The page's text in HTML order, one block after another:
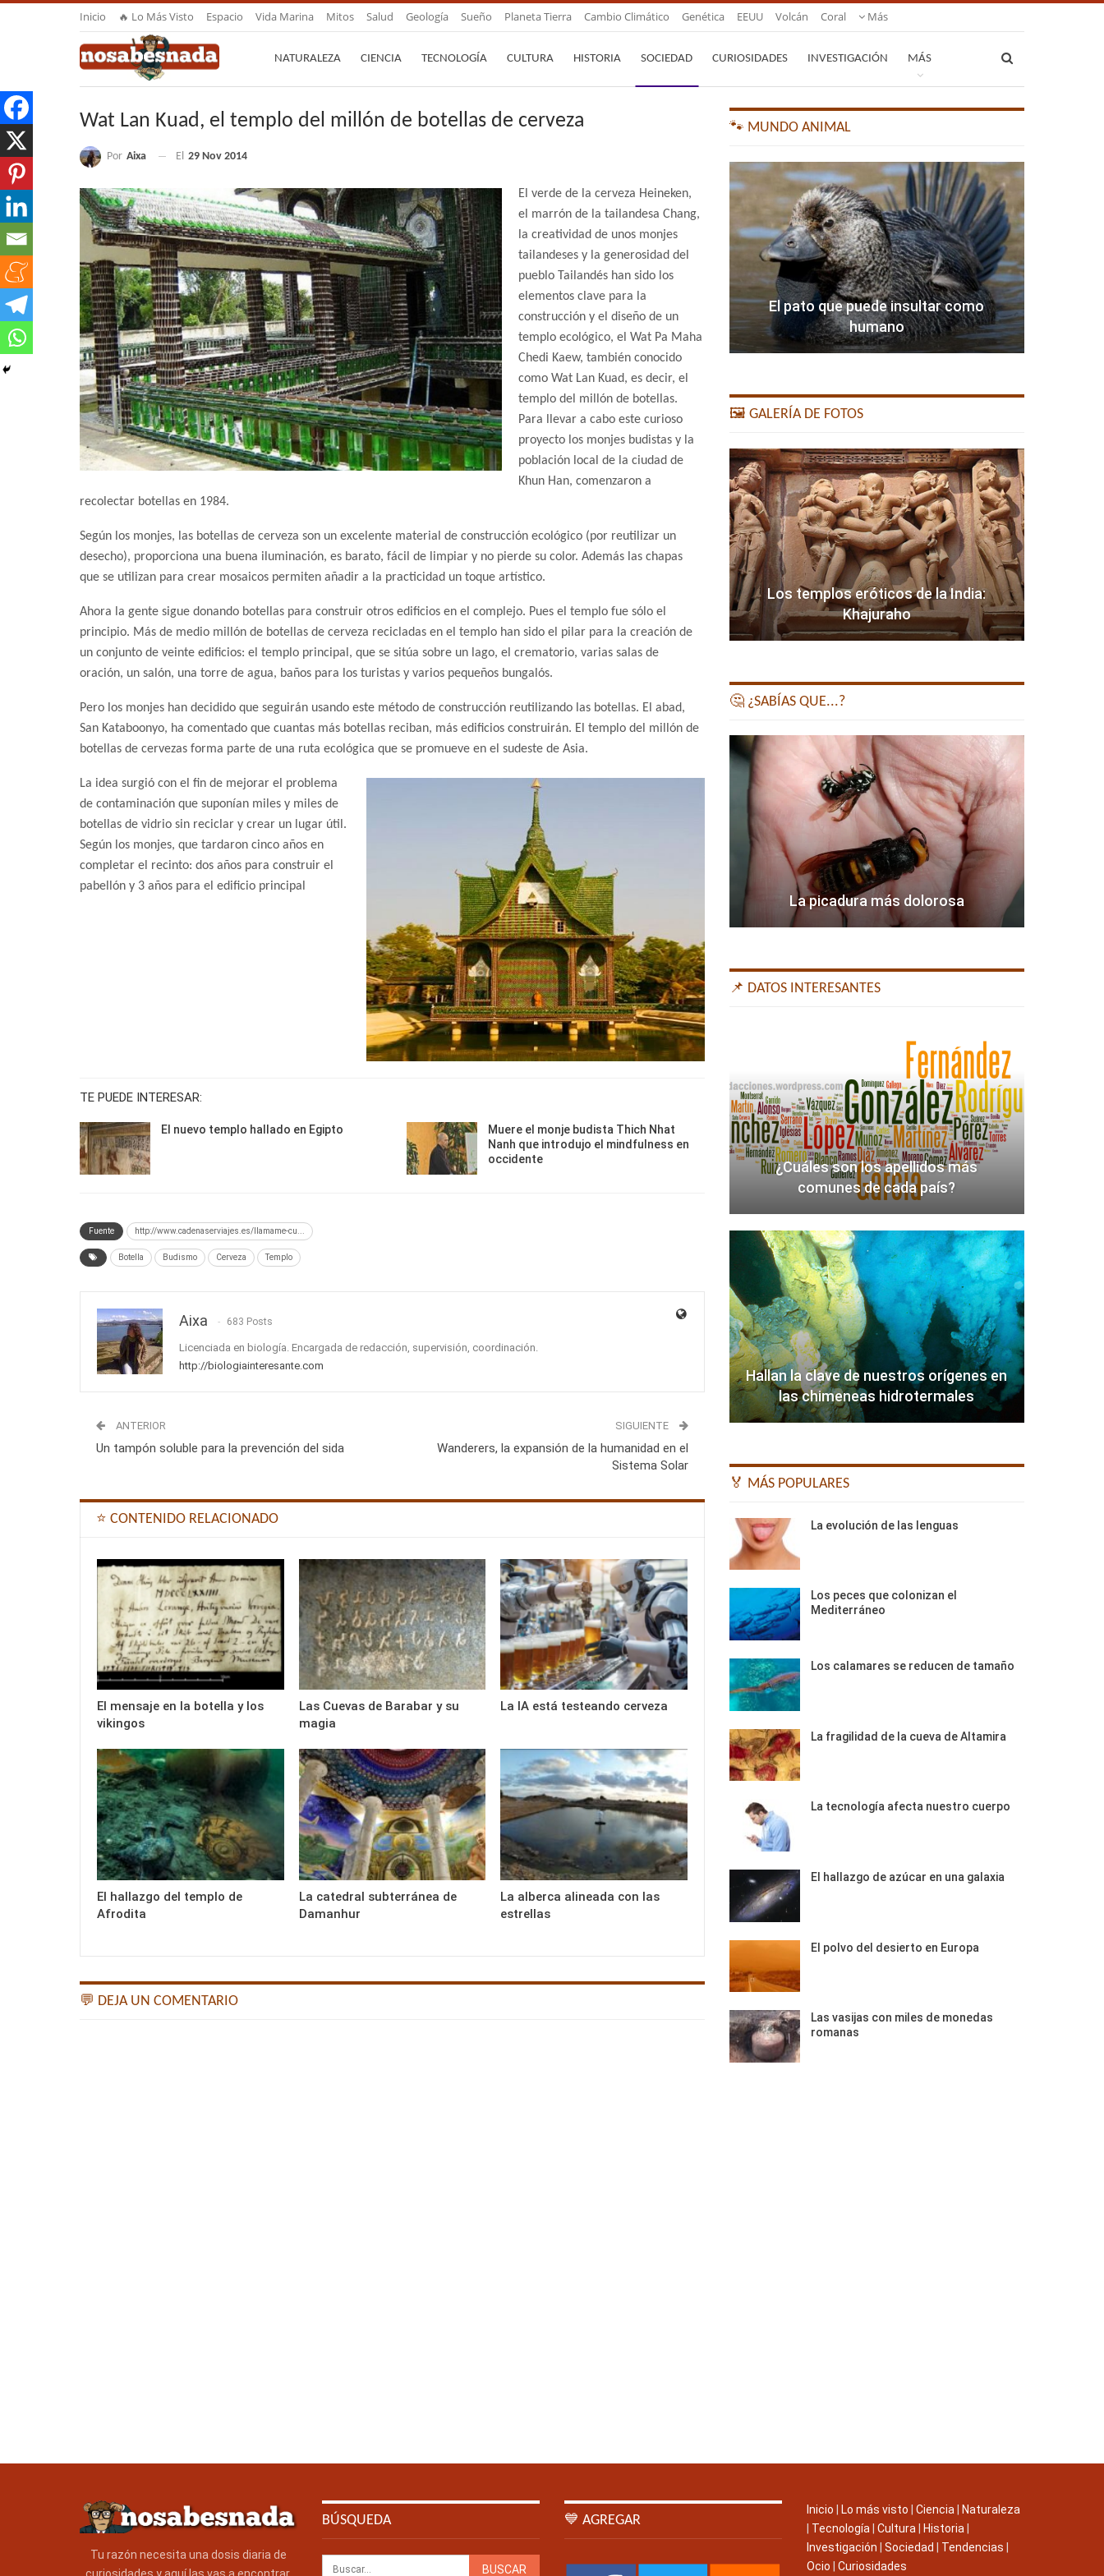
Inicio 🔥 Lo Más Visto Espacio Vida Marina Mitos Salud Geología Sueño Planeta Tierra Cambio Climático Genética EEUU Volcán Coral Más
NATURALEZA CIENCIA TECNOLOGÍA CULTURA HISTORIA SOCIEDAD CURIOSIDADES INVESTIGACIÓN MÁS
Wat Lan Kuad, el templo del millón de botellas de cerveza
Por Aixa El 29 Nov 2014
El verde de la cerveza Heineken,
el marrón de la tailandesa Chang,
la creatividad de unos monjes
tailandeses y la generosidad del
pueblo Tailandés han sido los
elementos clave para la
construcción y el diseño de un
templo ecológico, el Wat Pa Maha
Chedi Kaew, también conocido
como Wat Lan Kuad, es decir, el
templo del millón de botellas.
Para llevar a cabo este curioso
proyecto los monjes budistas y la
población local de la ciudad de
Khun Han, comenzaron a
recolectar botellas en 1984.
Según los monjes, las botellas de cerveza son un excelente material de construcción ecológico (por reutilizar un
desecho), proporciona una buena iluminación, es barato, fácil de limpiar y no pierde su color. Además las chapas
que se utilizan para crear mosaicos permiten añadir a la practicidad un toque artístico.
Ahora la gente sigue donando botellas para construir otros edificios en el complejo. Pues el templo fue sólo el
principio. Más de medio millón de botellas de cerveza recicladas en el templo han sido el pilar para la creación de
un conjunto de veinte edificios: el templo principal, que se sitúa sobre un lago, el crematorio, varias salas de
oración, un salón, una torre de agua, baños para los turistas y varios pequeños bungalós.
Pero los monjes han decidido que seguirán usando este método de construcción reutilizando las botellas. El abad,
San Kataboonyo, ha comentado que cuantas más botellas reciban, más edificios construirán. El templo del millón de
botellas de cervezas forma parte de una ruta ecológica que se promueve en el sudeste de Asia.
La idea surgió con el fin de mejorar el problema
de contaminación que suponían miles y miles de
botellas de vidrio sin reciclar y crear un lugar útil.
Según los monjes, que tardaron cinco años en
completar el recinto: dos años para construir el
pabellón y 3 años para el edificio principal
TE PUEDE INTERESAR:
El nuevo templo hallado en Egipto
Muere el monje budista Thich Nhat
Nanh que introdujo el mindfulness en
occidente
Fuente http://www.cadenaserviajes.es/llamame-cu...
Botella Budismo Cerveza Templo
Aixa 683 Posts
Licenciada en biología. Encargada de redacción, supervisión, coordinación.
http://biologiainteresante.com
ANTERIOR
Un tampón soluble para la prevención del sida
SIGUIENTE
Wanderers, la expansión de la humanidad en el
Sistema Solar
⭐ CONTENIDO RELACIONADO
El mensaje en la botella y los
vikingos
Las Cuevas de Barabar y su
magia
La IA está testeando cerveza
El hallazgo del templo de
Afrodita
La catedral subterránea de
Damanhur
La alberca alineada con las
estrellas
💬 DEJA UN COMENTARIO
🐾 MUNDO ANIMAL
El pato que puede insultar como
humano
🖼️ GALERÍA DE FOTOS
Los templos eróticos de la India:
Khajuraho
🤔 ¿SABÍAS QUE...?
La picadura más dolorosa
📌 DATOS INTERESANTES
¿Cuáles son los apellidos más
comunes de cada país?
Hallan la clave de nuestros orígenes en
las chimeneas hidrotermales
🏅 MÁS POPULARES
La evolución de las lenguas
Los peces que colonizan el
Mediterráneo
Los calamares se reducen de tamaño
La fragilidad de la cueva de Altamira
La tecnología afecta nuestro cuerpo
El hallazgo de azúcar en una galaxia
El polvo del desierto en Europa
Las vasijas con miles de monedas
romanas
Tu razón necesita una dosis diaria de
BÚSQUEDA 💙 AGREGAR
Inicio Lo más visto Ciencia
Naturaleza
Tecnología Cultura Historia
Investigación
Sociedad Tendencias
Ocio
Curiosidades